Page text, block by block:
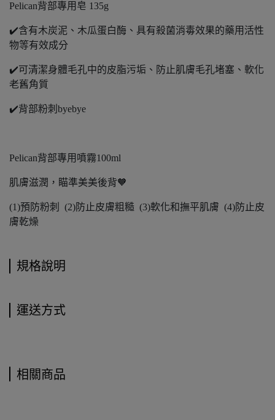
Pelican背部專用皂 135g
✔️含有木炭泥、木瓜蛋白酶、具有殺菌消毒效果的藥用活性
物等有效成分
✔️可清潔身體毛孔中的皮脂污垢、防止肌膚毛孔堵塞、軟化
老舊角質
✔️背部粉刺byebye
Pelican背部專用噴霧100ml
肌膚滋潤，瞄準美美後背🧡
(1)預防粉刺 (2)防止皮膚粗糙 (3)軟化和撫平肌膚 (4)防止皮
膚乾燥
規格說明
運送方式
相關商品